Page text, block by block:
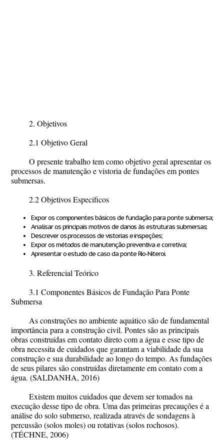
2. Objetivos
2.1 Objetivo Geral
O presente trabalho tem como objetivo geral apresentar os
processos de manutenção e vistoria de fundações em pontes
submersas.
2.2 Objetivos Específicos
Expor os componentes básicos de fundação para ponte submersa;
Analisar os principais motivos de danos às estruturas submersas;
Descrever os processos de vistorias e inspeções;
Expor os métodos de manutenção preventiva e corretiva;
Apresentar o estudo de caso da ponte Rio-Niteroi.
3. Referencial Teórico
3.1 Componentes Básicos de Fundação Para Ponte
Submersa
As construções no ambiente aquático são de fundamental
importância para a construção civil. Pontes são as principais
obras construídas em contato direto com a água e esse tipo de
obra necessita de cuidados que garantam a viabilidade da sua
construção e sua durabilidade ao longo do tempo. As fundações
de seus pilares são construídas diretamente em contato com a
água. (SALDANHA, 2016)
Existem muitos cuidados que devem ser tomados na
execução desse tipo de obra. Uma das primeiras precauções é a
análise do solo submerso, realizada através de sondagens à
percussão (solos moles) ou rotativas (solos rochosos).
(TÉCHNE, 2006)